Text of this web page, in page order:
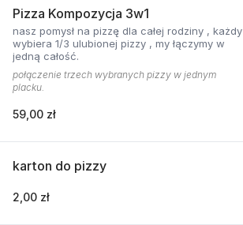
Pizza Kompozycja 3w1
nasz pomysł na pizzę dla całej rodziny , każdy
wybiera 1/3 ulubionej pizzy , my łączymy w
jedną całość.
połączenie trzech wybranych pizzy w jednym
placku.
59,00 zł
karton do pizzy
2,00 zł